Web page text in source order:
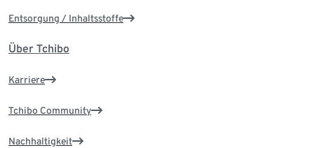
Entsorgung / Inhaltsstoffe
Über Tchibo
Karriere
Tchibo Community
Nachhaltigkeit